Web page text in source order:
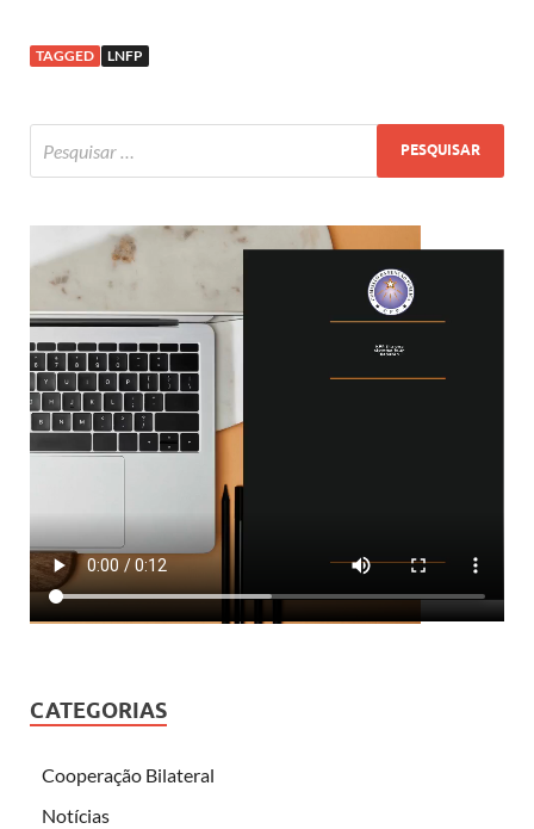
TAGGED LNFP
CATEGORIAS
Cooperação Bilateral
Notícias